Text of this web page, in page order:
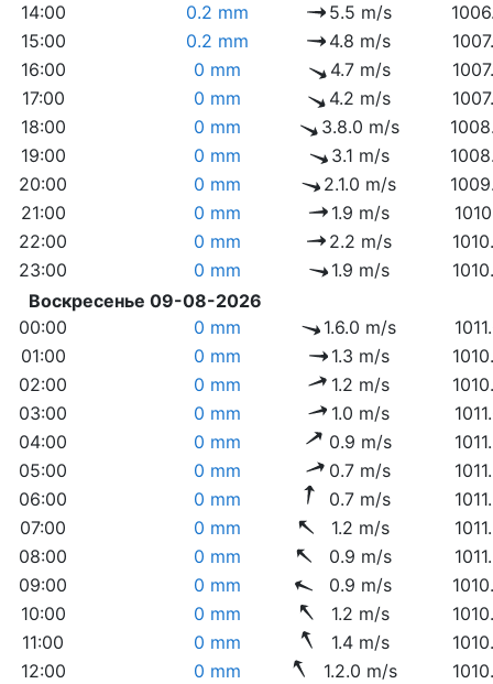
14:00
0.2 mm 5.5 m/s
15:00
0.2 mm 4.8 m/s
16:00
0 mm 4.7 m/s
17:00
0 mm 4.2 m/s
18:00
0 mm 3.8.0 m/s
19:00
0 mm 3.1 m/s
20:00
0 mm 2.1.0 m/s
21:00
0 mm 1.9 m/s
22:00
0 mm 2.2 m/s
23:00
0 mm 1.9 m/s
Воскресенье 09-08-2026
00:00
0 mm 1.6.0 m/s
01:00
0 mm 1.3 m/s
02:00
0 mm 1.2 m/s
03:00
0 mm 1.0 m/s
04:00
0 mm 0.9 m/s
05:00
0 mm 0.7 m/s
06:00
0 mm 0.7 m/s
07:00
0 mm 1.2 m/s
08:00
0 mm 0.9 m/s
09:00
0 mm 0.9 m/s
10:00
0 mm 1.2 m/s
11:00
0 mm 1.4 m/s
12:00
0 mm 1.2.0 m/s